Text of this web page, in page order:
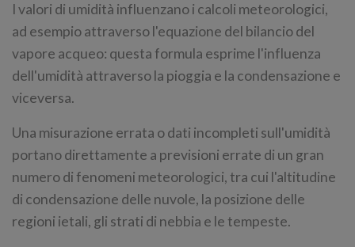
I valori di umidità influenzano i calcoli meteorologici,
ad esempio attraverso l'equazione del bilancio del
vapore acqueo: questa formula esprime l'influenza
dell'umidità attraverso la pioggia e la condensazione e
viceversa.
Una misurazione errata o dati incompleti sull'umidità
portano direttamente a previsioni errate di un gran
numero di fenomeni meteorologici, tra cui l'altitudine
di condensazione delle nuvole, la posizione delle
regioni ietali, gli strati di nebbia e le tempeste.